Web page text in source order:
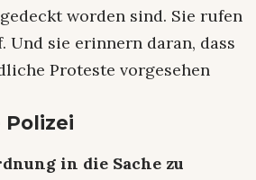
worden sind. Sie rufen
Und sie erinnern daran, dass
Proteste vorgesehen
Polizei
in die Sache zu